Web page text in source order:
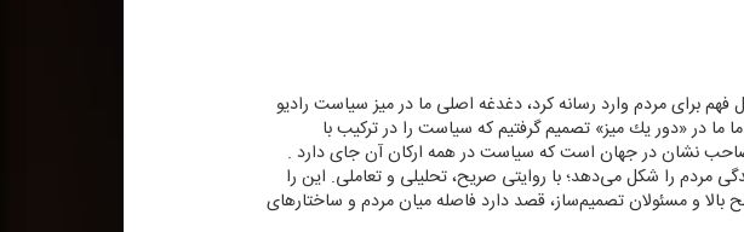
برای مردم وارد رسانه كرد، دغدغه اصلی ما در میز سیاست رادیو
ما در «دور یك میز» تصمیم گرفتیم كه سیاست را در تركیب با
صاحب نشان در جهان است كه سیاست در همه اركان آن جای دارد .
مردم را شكل می‌دهد؛ با روایتی صریح، تحلیلی و تعاملی. این را
بالا و مسئولان تصمیم‌ساز، قصد دارد فاصله میان مردم و ساختارهای